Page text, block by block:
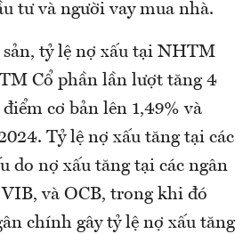
tư và người vay mua nhà.
tỷ lệ nợ xấu tại NHTM
Cổ phần lần lượt tăng 4
cơ bản lên 1,49% và
Tỷ lệ nợ xấu tăng tại các
do nợ xấu tăng tại các ngân
và OCB, trong khi đó
chính gây tỷ lệ nợ xấu tăng